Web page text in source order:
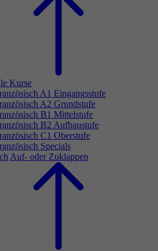
Kurse
A1 Eingangsstufe
A2 Grundstufe
B1 Mittelstufe
B2 Aufbaustufe
C1 Oberstufe
Specials
Auf- oder Zuklappen